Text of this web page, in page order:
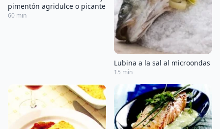
pimentón agridulce o picante
60 min
Lubina a la sal al microondas
15 min